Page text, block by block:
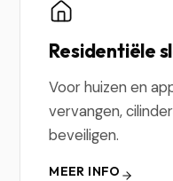
Residentiële
Voor huizen en
vervangen,
beveiligen.
MEER INFO